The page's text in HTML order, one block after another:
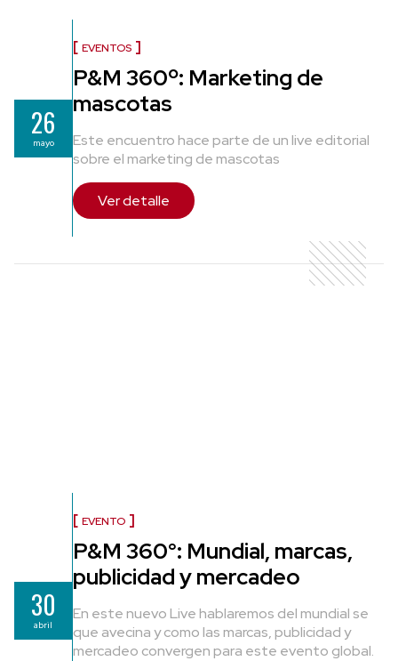
26
mayo
EVENTOS
P&M 360º: Marketing de
mascotas
Este encuentro hace parte de un live editorial
sobre el marketing de mascotas
Ver detalle
30
abril
EVENTO
P&M 360°: Mundial, marcas,
publicidad y mercadeo
En este nuevo Live hablaremos del mundial se
que avecina y como las marcas, publicidad y
mercadeo convergen para este evento global.